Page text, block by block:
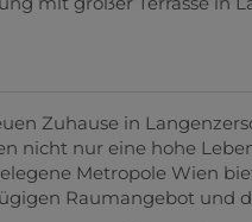
Zuhause in
nicht nur eine hohe
Metropole Wien
Raumangebot und